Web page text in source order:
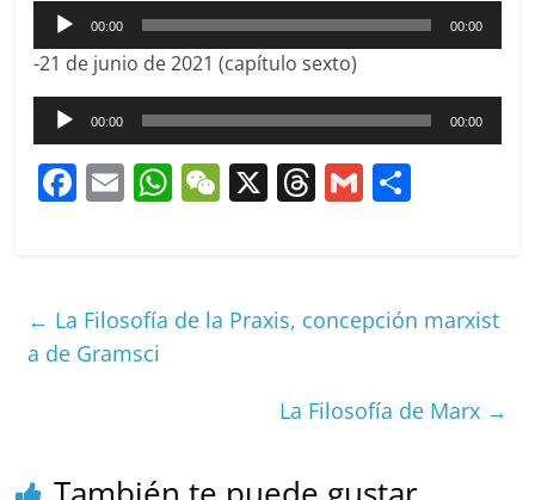
Reproductor
de
audio
00:00 00:00
-21 de junio de 2021 (capítulo sexto)
Reproductor
de
audio
00:00 00:00
F
b
o
E W
A
W
at
X T
d
G
ar
← La Filosofía de la Praxis, concepción marxist
a de Gramsci
La Filosofía de Marx →